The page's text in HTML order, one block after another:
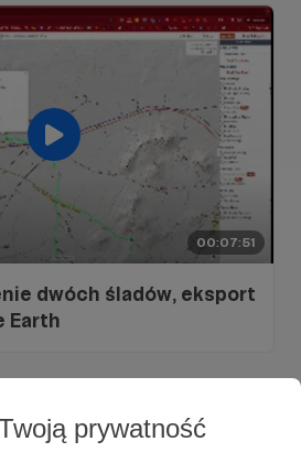
prywatność
00:07:51
dwóch śladów, eksport
Earth